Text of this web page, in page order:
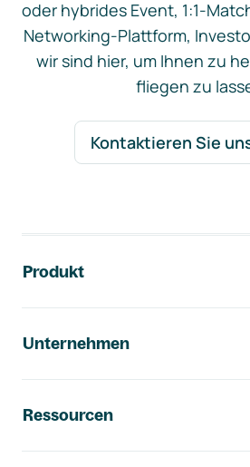
oder hybrides Event, 1:1-
Networking-Plattform,
wir sind hier, um Ihnen zu
fliegen zu
Kontaktieren Sie
Produkt
Unternehmen
Ressourcen